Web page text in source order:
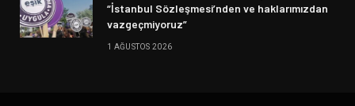
“İstanbul Sözleşmesi’nden ve haklarımızdan
vazgeçmiyoruz”
1 AĞUSTOS 2026